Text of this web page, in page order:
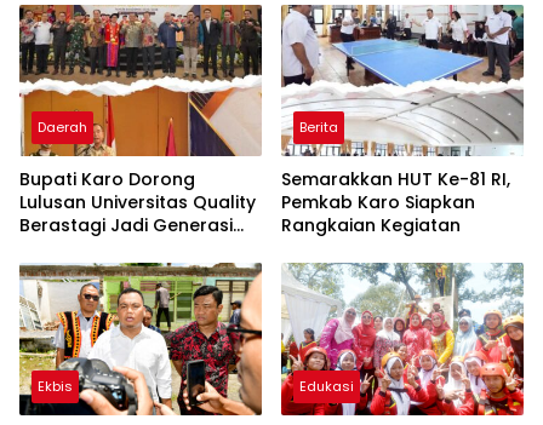
Badan
Daerah
Bupati Karo Dorong
Lulusan Universitas Quality
Berastagi Jadi Generasi
Berita
Semarakkan HUT Ke-81 RI,
Pemkab Karo Siapkan
Rangkaian Kegiatan
Ekbis Edukasi